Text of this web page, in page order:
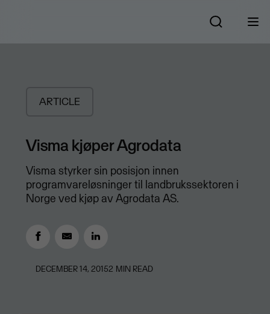
ARTICLE
Visma kjøper Agrodata
​Visma styrker sin posisjon innen
programvareløsninger til landbrukssektoren i
Norge ved kjøp av Agrodata AS.
DECEMBER 14, 20152 MIN READ